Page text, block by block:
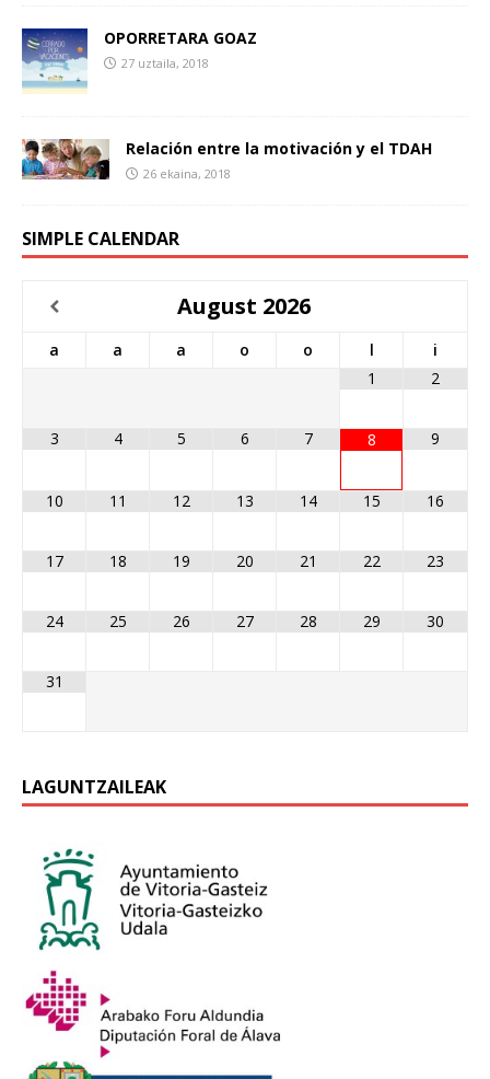
OPORRETARA GOAZ
27 uztaila, 2018
Relación entre la motivación y el TDAH
26 ekaina, 2018
SIMPLE CALENDAR
August 2026
a a a o o l
i
1
2
3 4 5 6 7 8 9
10 11 12 13 14 15 16
17 18 19 20 21 22 23
24 25 26 27 28 29 30
31
LAGUNTZAILEAK